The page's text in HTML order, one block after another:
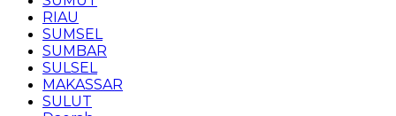
RIAU
SUMSEL
SUMBAR
SULSEL
MAKASSAR
SULUT